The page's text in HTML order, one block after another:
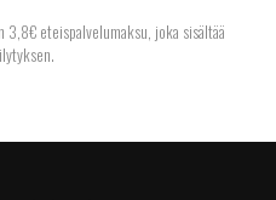
3,8€ eteispalvelumaksu, joka sisältää